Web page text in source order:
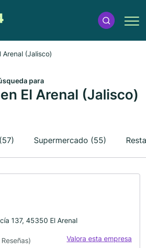
Arenal (Jalisco)
para
El Arenal (Jalisco)
Supermercado (55)
137, 45350 El Arenal
Valora esta empresa